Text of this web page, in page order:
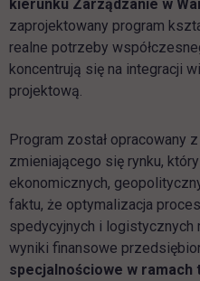
kierunku Zarządzanie w
zaprojektowany program
realne potrzeby
koncentrują się na integracji
projektową.
Program został opracowany
zmieniającego się rynku,
ekonomicznych,
faktu, że optymalizacja
spedycyjnych i logistycznych
wyniki finansowe
specjalnościowe w ramach